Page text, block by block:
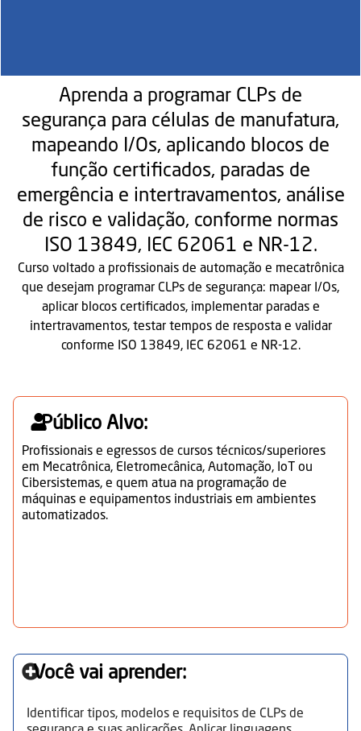
Aprenda a programar CLPs de
segurança para células de manufatura,
mapeando I/Os, aplicando blocos de
função certificados, paradas de
emergência e intertravamentos, análise
de risco e validação, conforme normas
ISO 13849, IEC 62061 e NR-12.
Curso voltado a profissionais de automação e mecatrônica
que desejam programar CLPs de segurança: mapear I/Os,
aplicar blocos certificados, implementar paradas e
intertravamentos, testar tempos de resposta e validar
conforme ISO 13849, IEC 62061 e NR-12.
Público Alvo:
Profissionais e egressos de cursos técnicos/superiores
em Mecatrônica, Eletromecânica, Automação, IoT ou
Cibersistemas, e quem atua na programação de
máquinas e equipamentos industriais em ambientes
automatizados.
Você vai aprender:
Identificar tipos, modelos e requisitos de CLPs de